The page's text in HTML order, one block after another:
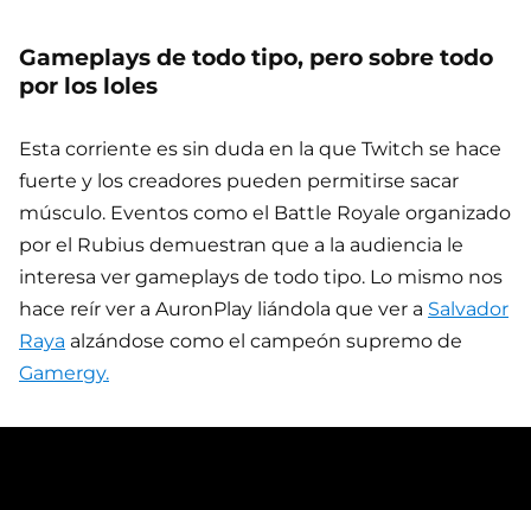
Gameplays de todo tipo, pero sobre todo
por los loles
Esta corriente es sin duda en la que Twitch se hace
fuerte y los creadores pueden permitirse sacar
músculo. Eventos como el Battle Royale organizado
por el Rubius demuestran que a la audiencia le
interesa ver gameplays de todo tipo. Lo mismo nos
hace reír ver a AuronPlay liándola que ver a Salvador
Raya alzándose como el campeón supremo de
Gamergy.